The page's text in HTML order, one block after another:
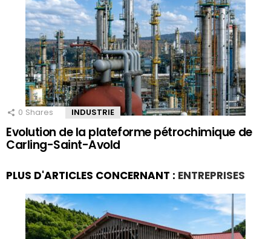
0 Shares INDUSTRIE
Evolution de la plateforme pétrochimique de
Carling-Saint-Avold
PLUS D'ARTICLES CONCERNANT : ENTREPRISES